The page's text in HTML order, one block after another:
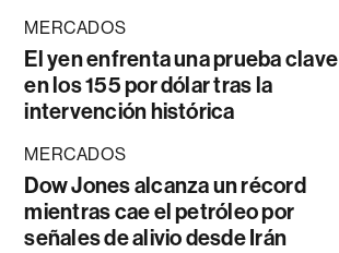
MERCADOS
El yen enfrenta una prueba clave
en los 155 por dólar tras la
intervención histórica
MERCADOS
Dow Jones alcanza un récord
mientras cae el petróleo por
señales de alivio desde Irán